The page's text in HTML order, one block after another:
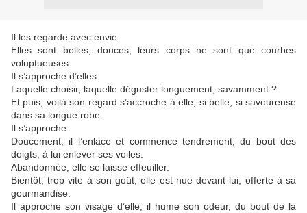
Il les regarde avec envie.
Elles sont belles, douces, leurs corps ne sont que courbes
voluptueuses.
Il s’approche d’elles.
Laquelle choisir, laquelle déguster longuement, savamment ?
Et puis, voilà son regard s’accroche à elle, si belle, si savoureuse
dans sa longue robe.
Il s’approche.
Doucement, il l’enlace et commence tendrement, du bout des
doigts, à lui enlever ses voiles.
Abandonnée, elle se laisse effeuiller.
Bientôt, trop vite à son goût, elle est nue devant lui, offerte à sa
gourmandise.
Il approche son visage d’elle, il hume son odeur, du bout de la